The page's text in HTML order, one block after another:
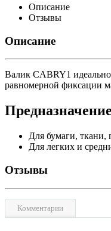
Описание
Отзывы
Описание
Валик CABRY1
равномерной фиксации
Для бумаги, ткани,
Для легких и
Отзывы
Комментарии